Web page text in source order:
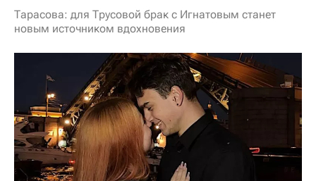
Тарасова: для Трусовой брак с Игнатовым станет
новым источником вдохновения